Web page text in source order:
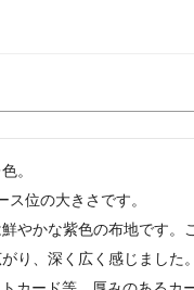
。
位の大きさです。
やかな紫色の布地です。
り、深く広く感じました。